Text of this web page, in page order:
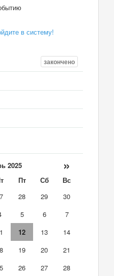
в систему!
закончено
2025 »
Пт Сб
Вс
28 29
30
5 6
7
12 13
14
19 20
21
26 27
28